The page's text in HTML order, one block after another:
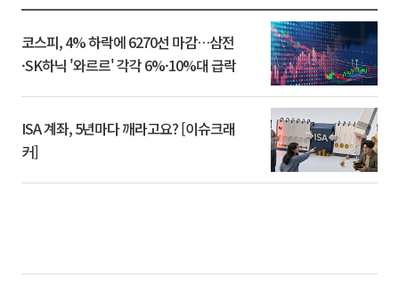
코스피, 4% 하락에 6270선 마감…삼전
·SK하닉 '와르르' 각각 6%·10%대 급락
ISA 계좌, 5년마다 깨라고요? [이슈크래
커]